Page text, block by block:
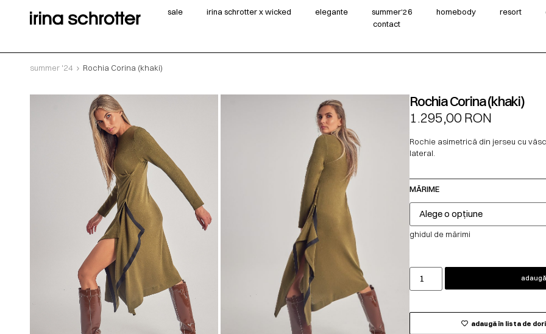
sale irina schrotter x wicked elegante summer‘26 homebody resort
contact
summer '24 Rochia Corina (khaki)
Rochia Corina (khaki)
1.295,00RON
Rochie asimetrică din jerseu cu
lateral.
MĂRIME
ghidul de mărimi
adaugă în lista de